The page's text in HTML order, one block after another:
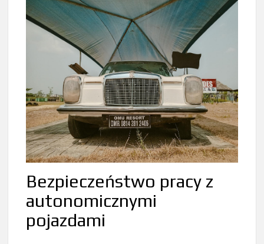
Bezpieczeństwo pracy z
autonomicznymi
pojazdami